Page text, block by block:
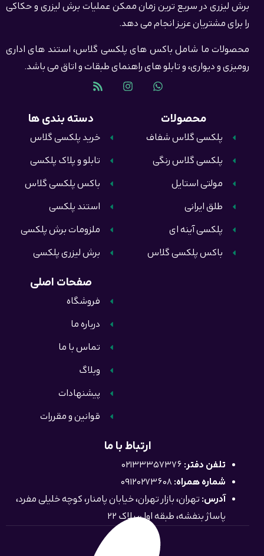
برش لیزری در سریع ترین زمان ممکن عملیات برش لیزری و حکاکی
را برای مشتریان عزیز انجام می دهد.
محصولات ما شامل باکس های پلکسی گلاس، استند های اداری
رومیزی و دیواری، و تابلو های راهنمای طبقات و اتاق می باشد.
دسته بندی ها
خرید پلکسی گلاس
تابلو و پلاک پلکسی
باکس پلکسی گلاس
استند پلکسی
ملزومات برش پلکسی
برش لیزری پلکسی
محصولات
پلکسی گلاس شفاف
پلکسی گلاس رنگی
مولتی استایل
طلق ایرانی
پلکسی آینه ای
باکس پلکسی گلاس
صفحات اصلی
فروشگاه
درباره ما
تماس با ما
وبلاگ
پیشنهادات
قوانین و مقررات
ارتباط با ما
تلفن دفتر: 02133357376
شماره همراه: 09120273608
آدرس: تهران، بازار تهران، خیابان پامنار، کوچه خلیلی مفرد،
پاساژ بنفشه، طبقه اول، پلاک 22